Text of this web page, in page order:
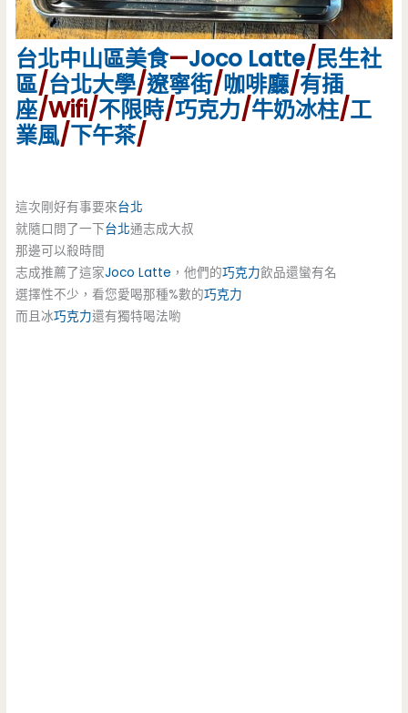
台北中山區美食—Joco Latte/民生社
區/台北大學/遼寧街/咖啡廳/有插
座/Wifi/不限時/巧克力/牛奶冰柱/工
業風/下午茶/
這次剛好有事要來台北
就隨口問了一下台北通志成大叔
那邊可以殺時間
志成推薦了這家Joco Latte ，他們的巧克力飲品還蠻有名
選擇性不少，看您愛喝那種%數的巧克力
而且冰巧克力還有獨特喝法喲